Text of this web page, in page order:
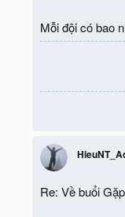
Mỗi đội có bao
Re: Về buổi